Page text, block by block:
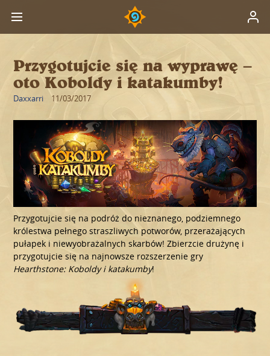
Przygotujcie się na wyprawę –
oto Koboldy i katakumby!
Daxxarri 11/03/2017
Przygotujcie się na podróż do nieznanego, podziemnego
królestwa pełnego straszliwych potworów, przerażających
pułapek i niewyobrażalnych skarbów! Zbierzcie drużynę i
przygotujcie się na najnowsze rozszerzenie gry
Hearthstone: Koboldy i katakumby!